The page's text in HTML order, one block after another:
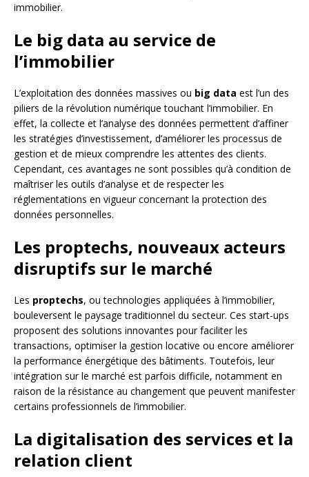
immobilier.
Le big data au service de
l’immobilier
L’exploitation des données massives ou big data est l’un des
piliers de la révolution numérique touchant l’immobilier. En
effet, la collecte et l’analyse des données permettent d’affiner
les stratégies d’investissement, d’améliorer les processus de
gestion et de mieux comprendre les attentes des clients.
Cependant, ces avantages ne sont possibles qu’à condition de
maîtriser les outils d’analyse et de respecter les
réglementations en vigueur concernant la protection des
données personnelles.
Les proptechs, nouveaux acteurs
disruptifs sur le marché
Les proptechs, ou technologies appliquées à l’immobilier,
bouleversent le paysage traditionnel du secteur. Ces start-ups
proposent des solutions innovantes pour faciliter les
transactions, optimiser la gestion locative ou encore améliorer
la performance énergétique des bâtiments. Toutefois, leur
intégration sur le marché est parfois difficile, notamment en
raison de la résistance au changement que peuvent manifester
certains professionnels de l’immobilier.
La digitalisation des services et la
relation client